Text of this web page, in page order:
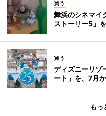
買う
舞浜のシネマイ
ストーリー5」
買う
ディズニーリゾ
ート」を、7月
もっ